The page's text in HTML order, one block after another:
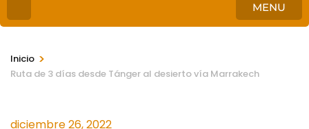
MENU
Inicio >
Ruta de 3 días desde Tánger al desierto vía Marrakech
diciembre 26, 2022